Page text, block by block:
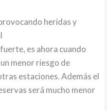
heridas y
es ahora cuando
menor riesgo de
estaciones. Además el
será mucho menor